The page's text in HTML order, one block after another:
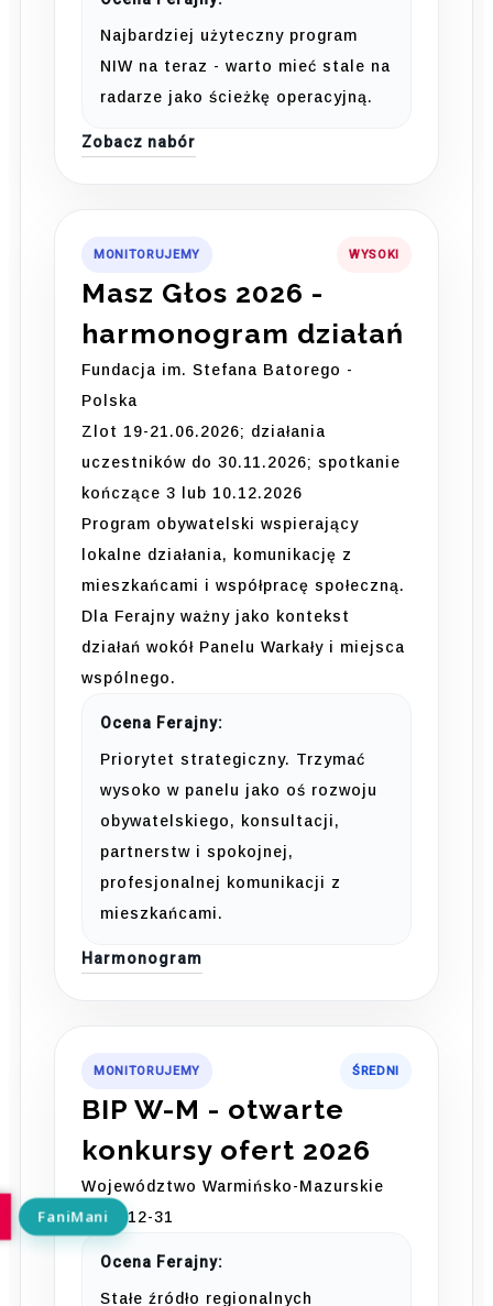
Najbardziej użyteczny program
NIW na teraz - warto mieć stale na
radarze jako ścieżkę operacyjną.
Zobacz nabór
MONITORUJEMY WYSOKI
Masz Głos 2026 -
harmonogram działań
Fundacja im. Stefana Batorego -
Polska
Zlot 19-21.06.2026; działania
uczestników do 30.11.2026; spotkanie
kończące 3 lub 10.12.2026
Program obywatelski wspierający
lokalne działania, komunikację z
mieszkańcami i współpracę społeczną.
Dla Ferajny ważny jako kontekst
działań wokół Panelu Warkały i miejsca
wspólnego.
Ocena Ferajny:
Priorytet strategiczny. Trzymać
wysoko w panelu jako oś rozwoju
obywatelskiego, konsultacji,
partnerstw i spokojnej,
profesjonalnej komunikacji z
mieszkańcami.
Harmonogram
MONITORUJEMY ŚREDNI
BIP W-M - otwarte
konkursy ofert 2026
Województwo Warmińsko-Mazurskie
2026-12-31
Ocena Ferajny:
Stałe źródło regionalnych